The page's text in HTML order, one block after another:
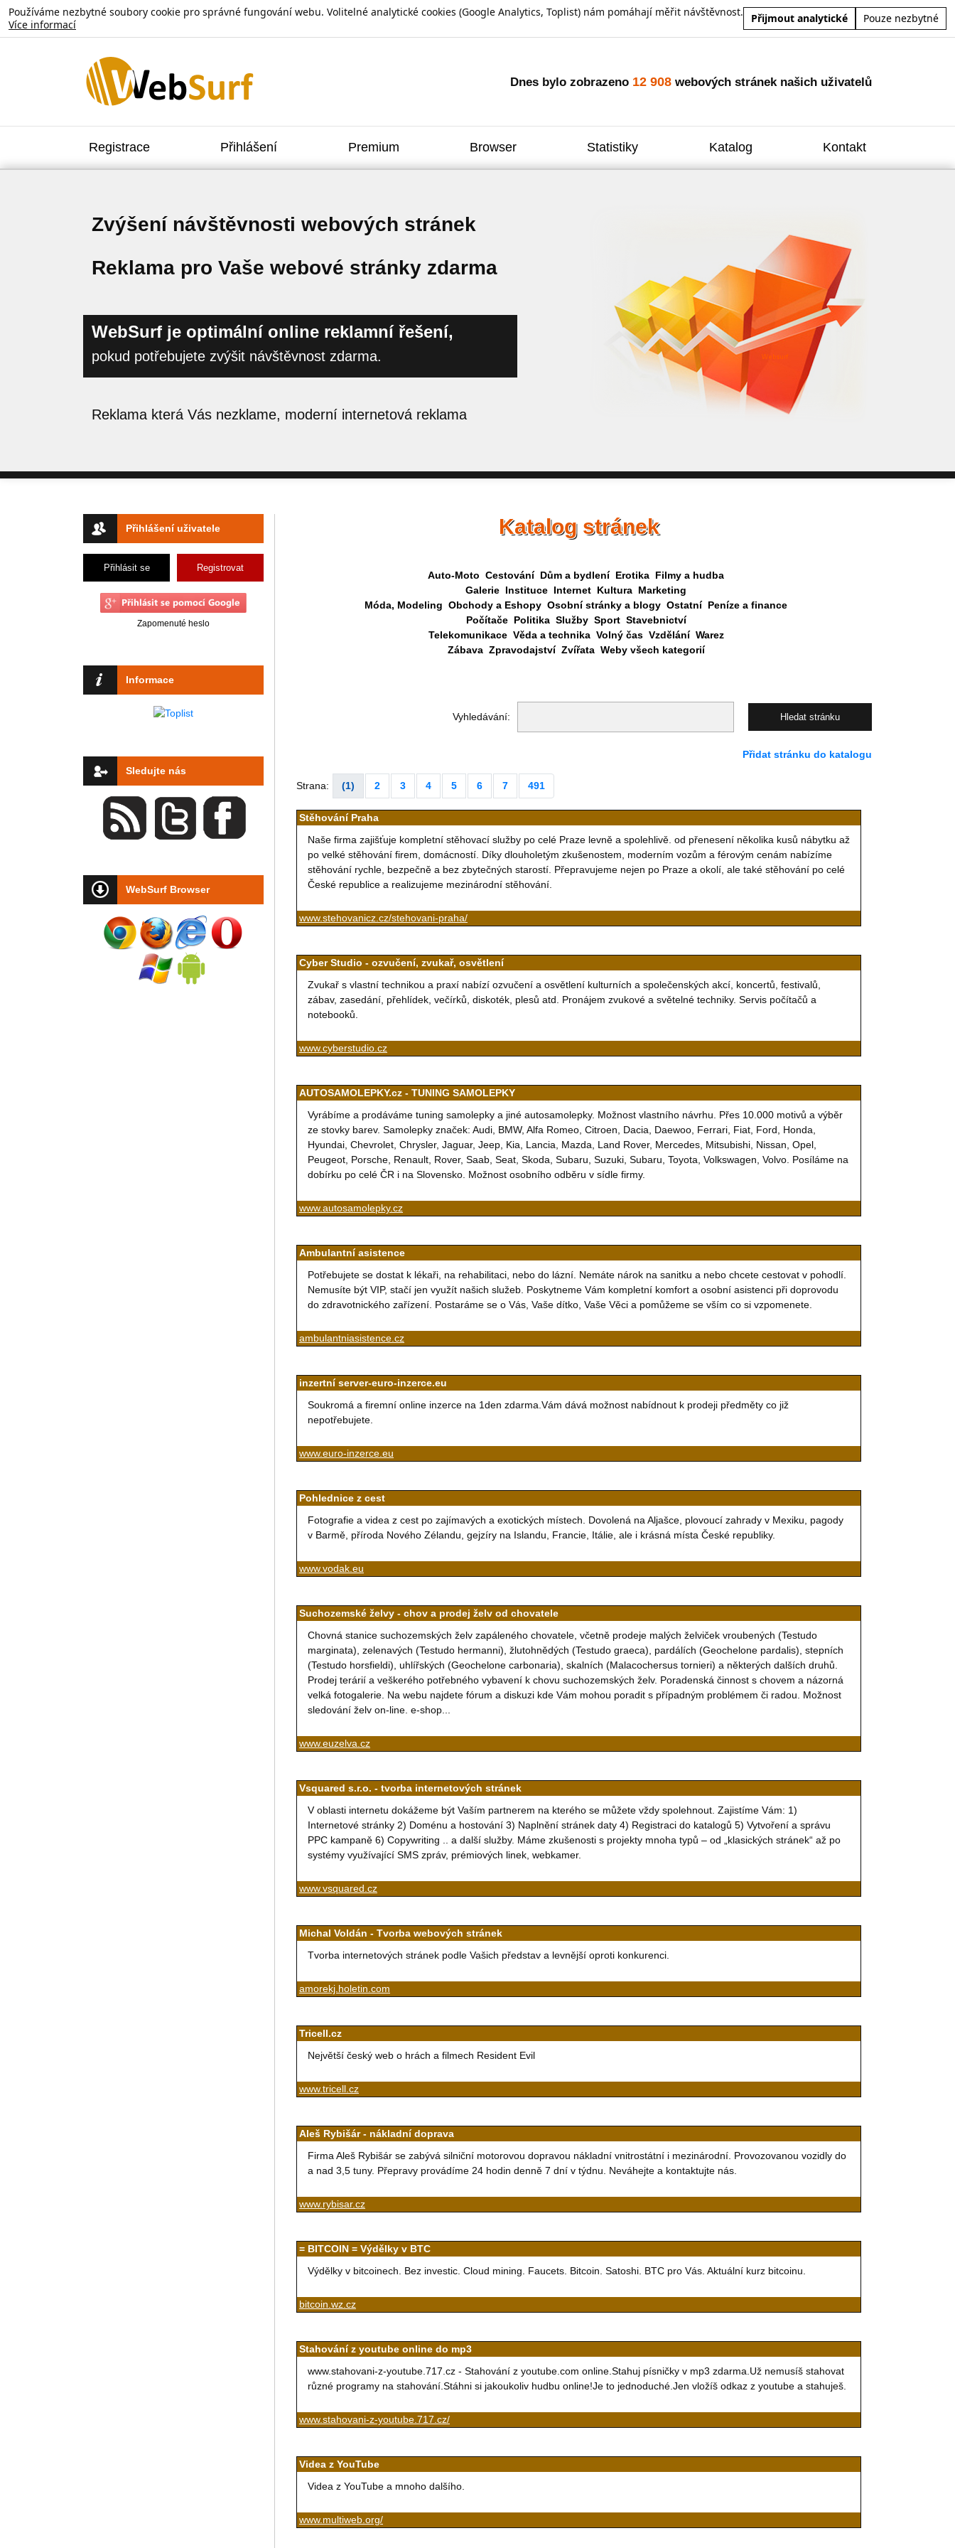
Používáme nezbytné soubory cookie pro správné fungování webu. Volitelné analytické cookies (Google Analytics, Toplist) nám pomáhají měřit návštěvnost.
Více informací
Přijmout analytické Pouze nezbytné
Dnes bylo zobrazeno 12 908 webových stránek našich uživatelů
Registrace Přihlášení Premium Browser Statistiky Katalog Kontakt
Zvýšení návštěvnosti webových stránek
Reklama pro Vaše webové stránky zdarma
WebSurf je optimální online reklamní řešení,
pokud potřebujete zvýšit návštěvnost zdarma.
Reklama která Vás nezklame, moderní internetová reklama
Přihlášení uživatele
Přihlásit se Registrovat
Zapomenuté heslo
Informace
Sledujte nás
WebSurf Browser
Katalog stránek
Auto-Moto Cestování Dům a bydlení Erotika Filmy a hudba
Galerie Instituce Internet Kultura Marketing
Móda, Modeling Obchody a Eshopy Osobní stránky a blogy Ostatní Peníze a finance
Počítače Politika Služby Sport Stavebnictví
Telekomunikace Věda a technika Volný čas Vzdělání Warez
Zábava Zpravodajství Zvířata Weby všech kategorií
Vyhledávání:
Přidat stránku do katalogu
Strana: (1) 2 3 4 5 6 7 491
Stěhování Praha
Naše firma zajišťuje kompletní stěhovací služby po celé Praze levně a spolehlivě. od přenesení několika kusů nábytku až
po velké stěhování firem, domácností. Díky dlouholetým zkušenostem, moderním vozům a férovým cenám nabízíme
stěhování rychle, bezpečně a bez zbytečných starostí. Přepravujeme nejen po Praze a okolí, ale také stěhování po celé
České republice a realizujeme mezinárodní stěhování.
www.stehovanicz.cz/stehovani-praha/
Cyber Studio - ozvučení, zvukař, osvětlení
Zvukař s vlastní technikou a praxí nabízí ozvučení a osvětlení kulturních a společenských akcí, koncertů, festivalů,
zábav, zasedání, přehlídek, večírků, diskoték, plesů atd. Pronájem zvukové a světelné techniky. Servis počítačů a
notebooků.
www.cyberstudio.cz
AUTOSAMOLEPKY.cz - TUNING SAMOLEPKY
Vyrábíme a prodáváme tuning samolepky a jiné autosamolepky. Možnost vlastního návrhu. Přes 10.000 motivů a výběr
ze stovky barev. Samolepky značek: Audi, BMW, Alfa Romeo, Citroen, Dacia, Daewoo, Ferrari, Fiat, Ford, Honda,
Hyundai, Chevrolet, Chrysler, Jaguar, Jeep, Kia, Lancia, Mazda, Land Rover, Mercedes, Mitsubishi, Nissan, Opel,
Peugeot, Porsche, Renault, Rover, Saab, Seat, Skoda, Subaru, Suzuki, Subaru, Toyota, Volkswagen, Volvo. Posíláme na
dobírku po celé ČR i na Slovensko. Možnost osobního odběru v sídle firmy.
www.autosamolepky.cz
Ambulantní asistence
Potřebujete se dostat k lékaři, na rehabilitaci, nebo do lázní. Nemáte nárok na sanitku a nebo chcete cestovat v pohodlí.
Nemusíte být VIP, stačí jen využít našich služeb. Poskytneme Vám kompletní komfort a osobní asistenci při doprovodu
do zdravotnického zařízení. Postaráme se o Vás, Vaše dítko, Vaše Věci a pomůžeme se vším co si vzpomenete.
ambulantniasistence.cz
inzertní server-euro-inzerce.eu
Soukromá a firemní online inzerce na 1den zdarma.Vám dává možnost nabídnout k prodeji předměty co již
nepotřebujete.
www.euro-inzerce.eu
Pohlednice z cest
Fotografie a videa z cest po zajímavých a exotických místech. Dovolená na Aljašce, plovoucí zahrady v Mexiku, pagody
v Barmě, příroda Nového Zélandu, gejzíry na Islandu, Francie, Itálie, ale i krásná místa České republiky.
www.vodak.eu
Suchozemské želvy - chov a prodej želv od chovatele
Chovná stanice suchozemských želv zapáleného chovatele, včetně prodeje malých želviček vroubených (Testudo
marginata), zelenavých (Testudo hermanni), žlutohnědých (Testudo graeca), pardálích (Geochelone pardalis), stepních
(Testudo horsfieldi), uhlířských (Geochelone carbonaria), skalních (Malacochersus tornieri) a některých dalších druhů.
Prodej terárií a veškerého potřebného vybavení k chovu suchozemských želv. Poradenská činnost s chovem a názorná
velká fotogalerie. Na webu najdete fórum a diskuzi kde Vám mohou poradit s případným problémem či radou. Možnost
sledování želv on-line. e-shop...
www.euzelva.cz
Vsquared s.r.o. - tvorba internetových stránek
V oblasti internetu dokážeme být Vaším partnerem na kterého se můžete vždy spolehnout. Zajistíme Vám: 1)
Internetové stránky 2) Doménu a hostování 3) Naplnění stránek daty 4) Registraci do katalogů 5) Vytvoření a správu
PPC kampaně 6) Copywriting .. a další služby. Máme zkušenosti s projekty mnoha typů – od „klasických stránek“ až po
systémy využívající SMS zpráv, prémiových linek, webkamer.
www.vsquared.cz
Michal Voldán - Tvorba webových stránek
Tvorba internetových stránek podle Vašich představ a levnější oproti konkurenci.
amorekj.holetin.com
Tricell.cz
Největší český web o hrách a filmech Resident Evil
www.tricell.cz
Aleš Rybišár - nákladní doprava
Firma Aleš Rybišár se zabývá silniční motorovou dopravou nákladní vnitrostátní i mezinárodní. Provozovanou vozidly do
a nad 3,5 tuny. Přepravy provádíme 24 hodin denně 7 dní v týdnu. Neváhejte a kontaktujte nás.
www.rybisar.cz
= BITCOIN = Výdělky v BTC
Výdělky v bitcoinech. Bez investic. Cloud mining. Faucets. Bitcoin. Satoshi. BTC pro Vás. Aktuální kurz bitcoinu.
bitcoin.wz.cz
Stahování z youtube online do mp3
www.stahovani-z-youtube.717.cz - Stahování z youtube.com online.Stahuj písničky v mp3 zdarma.Už nemusíš stahovat
různé programy na stahování.Stáhni si jakoukoliv hudbu online!Je to jednoduché.Jen vložíš odkaz z youtube a stahuješ.
www.stahovani-z-youtube.717.cz/
Videa z YouTube
Videa z YouTube a mnoho dalšího.
www.multiweb.org/